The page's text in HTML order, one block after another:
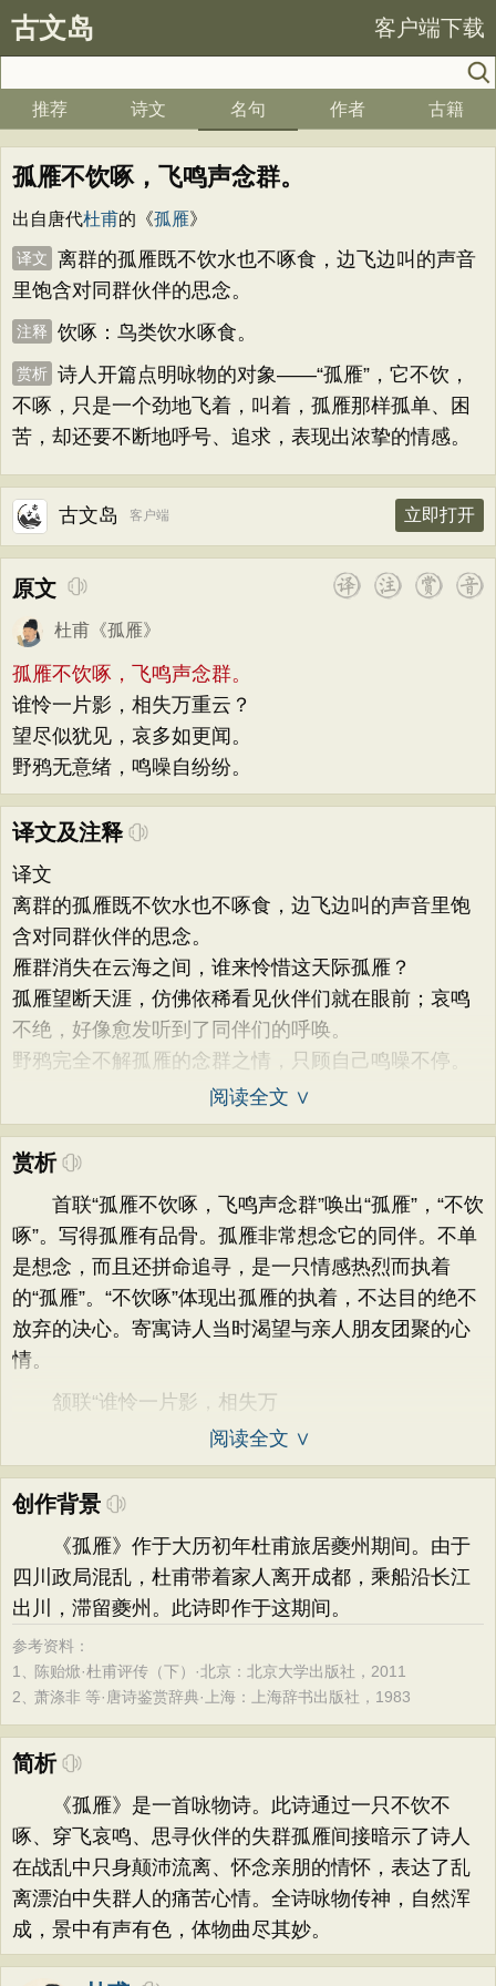
古文岛 客户端下载
推荐 诗文 名句 作者 古籍
孤雁不饮啄，飞鸣声念群。
出自唐代杜甫的《孤雁》
译文
离群的孤雁既不饮水也不啄食，边飞边叫的声音
里饱含对同群伙伴的思念。
注释 饮啄：鸟类饮水啄食。
赏析 诗人开篇点明咏物的对象——“孤雁”，它不饮，
不啄，只是一个劲地飞着，叫着，孤雁那样孤单、困
苦，却还要不断地呼号、追求，表现出浓挚的情感。
古文岛 客户端 立即打开
原文
杜甫 《孤雁》
孤雁不饮啄，飞鸣声念群。
谁怜一片影，相失万重云？
望尽似犹见，哀多如更闻。
野鸦无意绪，鸣噪自纷纷。
译文及注释
译文
离群的孤雁既不饮水也不啄食，边飞边叫的声音里饱
含对同群伙伴的思念。
雁群消失在云海之间，谁来怜惜这天际孤雁？
孤雁望断天涯，仿佛依稀看见伙伴们就在眼前；哀鸣
不绝，好像愈发听到了同伴们的呼唤。
野鸦完全不解孤雁的念群之情，只顾自己鸣噪不停。
阅读全文 ∨
赏析
首联“孤雁不饮啄，飞鸣声念群”唤出“孤雁”，“不饮
啄”。写得孤雁有品骨。孤雁非常想念它的同伴。不单
是想念，而且还拼命追寻，是一只情感热烈而执着
的“孤雁”。“不饮啄”体现出孤雁的执着，不达目的绝不
放弃的决心。寄寓诗人当时渴望与亲人朋友团聚的心
情。
颔联“谁怜一片影，相失万
阅读全文 ∨
创作背景
《孤雁》作于大历初年杜甫旅居夔州期间。由于
四川政局混乱，杜甫带着家人离开成都，乘船沿长江
出川，滞留夔州。此诗即作于这期间。
参考资料：
1、 陈贻焮·杜甫评传（下）·北京：北京大学出版社，2011
2、萧涤非 等·唐诗鉴赏辞典·上海：上海辞书出版社，1983
简析
《孤雁》是一首咏物诗。此诗通过一只不饮不
啄、穿飞哀鸣、思寻伙伴的失群孤雁间接暗示了诗人
在战乱中只身颠沛流离、怀念亲朋的情怀，表达了乱
离漂泊中失群人的痛苦心情。全诗咏物传神，自然浑
成，景中有声有色，体物曲尽其妙。